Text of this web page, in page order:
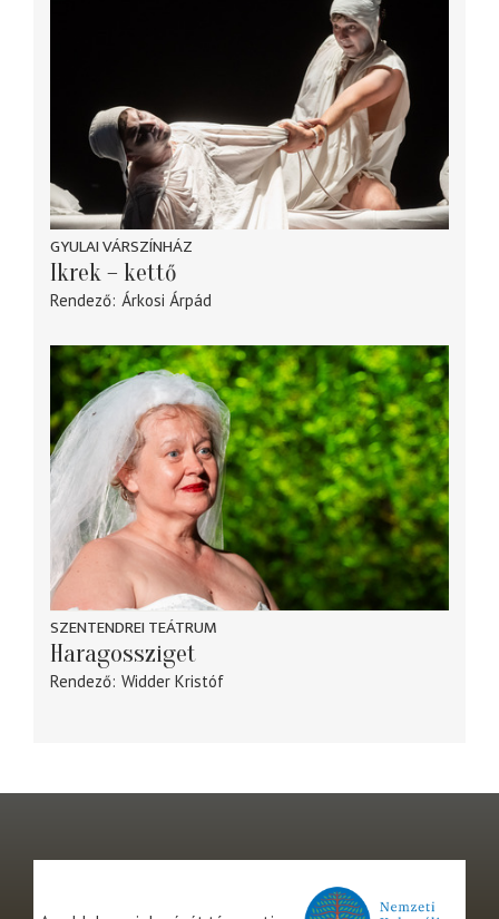
GYULAI VÁRSZÍNHÁZ
Ikrek – kettő
Rendező Árkosi Árpád
SZENTENDREI TEÁTRUM
Haragossziget
Rendező Widder Kristóf